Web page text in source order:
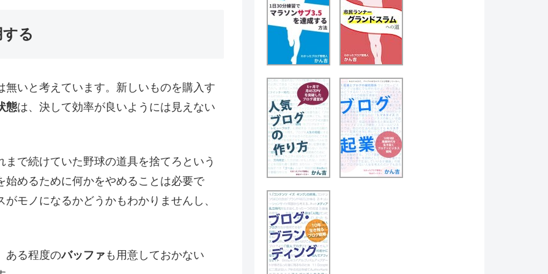
る
いと考えています。新しいものを購入す
態は、決して効率が良いようには見えない
で続けていた野球の道具を捨てろという
めるために何かをやめることは必要で
モノになるかどうかもわかりませんし、
ある程度のバッファ も用意しておかない